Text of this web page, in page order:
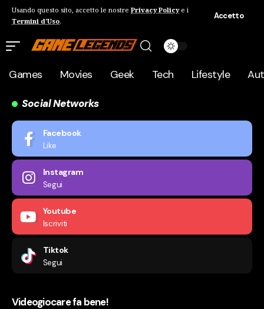
Usando questo sito, accetto le nostre Privacy Policye i
Termini d'Uso.
Accetto
Games Movies Geek Tech Lifestyle
Social Networks
Facebook
Like
Instagram
Segui
Youtube
Iscriviti
Tiktok
Segui
Videogiocare fa bene!